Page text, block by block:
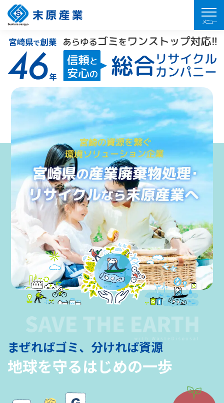
まぜればゴミ、分ければ資源
地球を守るはじめの一歩